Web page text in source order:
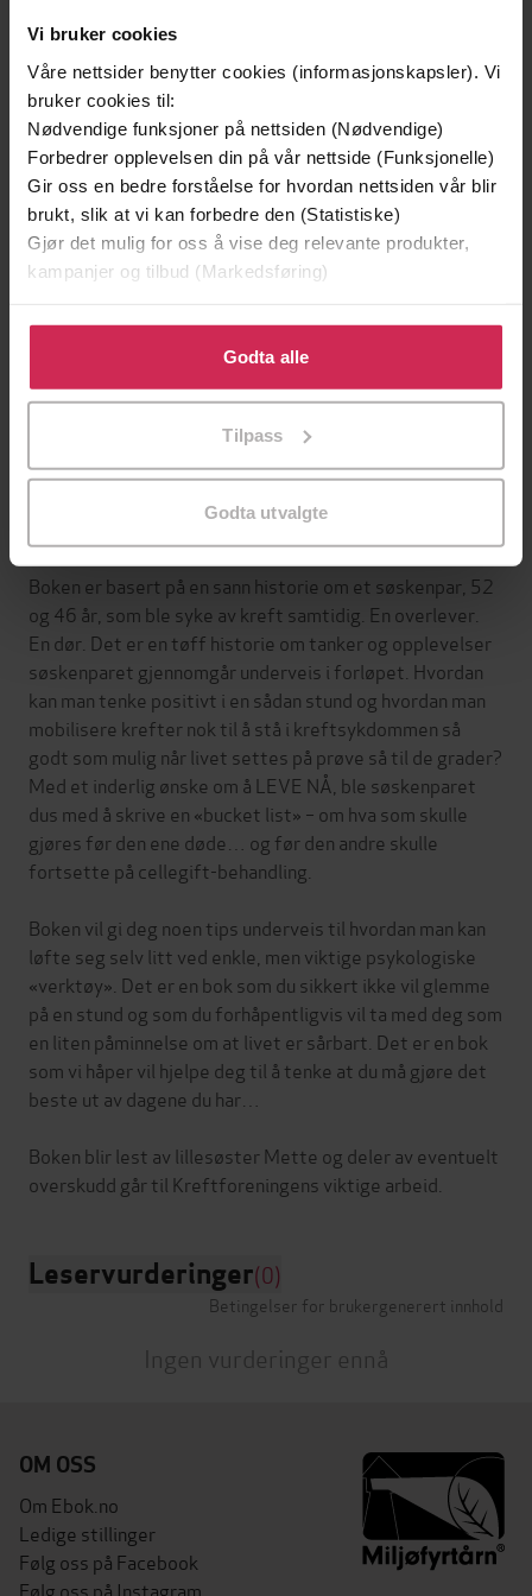
Vi bruker cookies
Våre nettsider benytter cookies (informasjonskapsler). Vi
bruker cookies til:
Nødvendige funksjoner på nettsiden (Nødvendige)
Forbedrer opplevelsen din på vår nettside (Funksjonelle)
Gir oss en bedre forståelse for hvordan nettsiden vår blir
brukt, slik at vi kan forbedre den (Statistiske)
Gjør det mulig for oss å vise deg relevante produkter,
kampanjer og tilbud (Markedsføring)
Klikk på «Godta alle» for å gi oss ditt samtykke til å
bruke cookies for alle disse formålene. Du kan også
tilpasse ditt samtykke til spesifikke formål ved å klikke
Godta alle
Tilpass
Godta utvalgte
Nummer i
serie
Språk Bokmål
Format mp3
DRM-
beskyttelse
Ingen
ISBN
WAKE UP. KICK ASS. REPEAT! Er ment å være en
motivasjonsbok om det å LEVE NÅ.
Boken er basert på en sann historie om et søskenpar, 52
og 46 år, som ble syke av kreft samtidig. En overlever.
En dør. Det er en tøff historie om tanker og opplevelser
søskenparet gjennomgår underveis i forløpet. Hvordan
kan man tenke positivt i en sådan stund og hvordan man
mobilisere krefter nok til å stå i kreftsykdommen så
godt som mulig når livet settes på prøve så til de grader?
Med et inderlig ønske om å LEVE NÅ, ble søskenparet
dus med å skrive en «bucket list» – om hva som skulle
gjøres før den ene døde… og før den andre skulle
fortsette på cellegift-behandling.
Boken vil gi deg noen tips underveis til hvordan man kan
løfte seg selv litt ved enkle, men viktige psykologiske
«verktøy». Det er en bok som du sikkert ikke vil glemme
på en stund og som du forhåpentligvis vil ta med deg som
en liten påminnelse om at livet er sårbart. Det er en bok
som vi håper vil hjelpe deg til å tenke at du må gjøre det
beste ut av dagene du har…
Boken blir lest av lillesøster Mette og deler av eventuelt
Leservurderinger(0)
Betingelser for brukergenerert innhold
Ingen vurderinger ennå
OM OSS
Om Ebok.no
Ledige stillinger
Følg oss på Facebook
Følg oss på Instagram